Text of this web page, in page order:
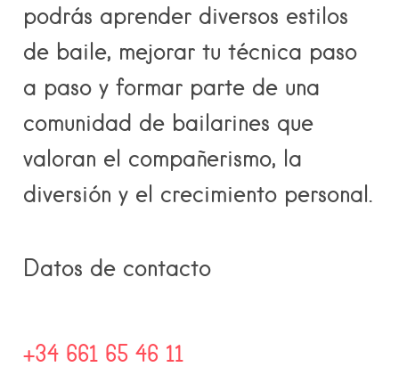
podrás aprender diversos estilos
de baile, mejorar tu técnica paso
a paso y formar parte de una
comunidad de bailarines que
valoran el compañerismo, la
diversión y el crecimiento personal.
Datos de contacto
+34 661 65 46 11